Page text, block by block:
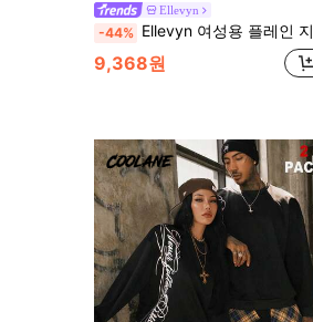
Ellevyn
-44% Ellevyn 여성용 플레인 지고트 슬리브 반팔 티셔츠와 그린 플로랄 프린트 바지 투피스 세트
9,368원